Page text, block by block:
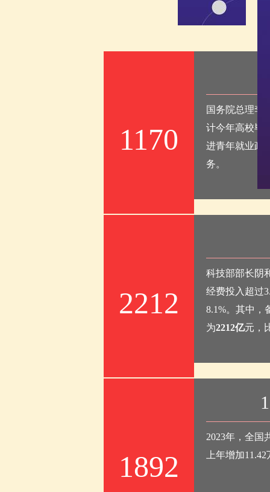
1170
国务院总理李
计今年高校毕
进青年就业政
务。
2212
科技部部长阴
经费投入超过
8.1%。其中，
为2212亿元，
1892
2023年，全国
上年增加